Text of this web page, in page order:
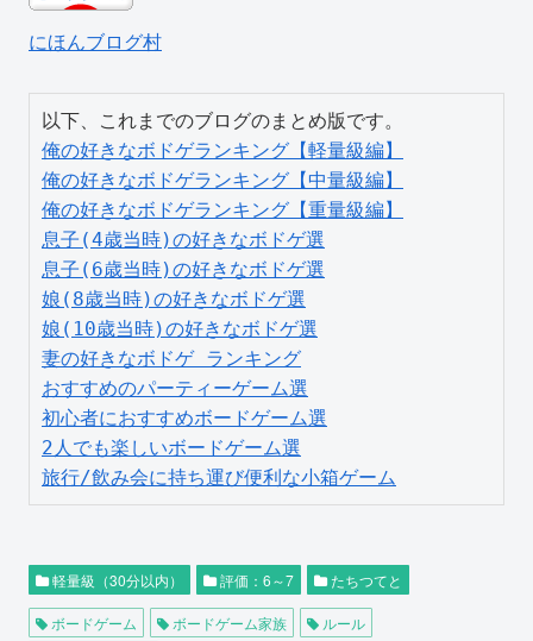
にほんブログ村
俺の好きなボドゲランキング【軽量級編】
俺の好きなボドゲランキング【中量級編】
俺の好きなボドゲランキング【重量級編】
息子(4歳当時)の好きなボドゲ選
息子(6歳当時)の好きなボドゲ選
娘(8歳当時)の好きなボドゲ選
娘(10歳当時)の好きなボドゲ選
妻の好きなボドゲ ランキング
おすすめのパーティーゲーム選
初心者におすすめボードゲーム選
2人でも楽しいボードゲーム選
旅行/飲み会に持ち運び便利な小箱ゲーム
軽量級（30分以内） 評価：6～7 たちつてと
ボードゲーム ボードゲーム家族
ルール